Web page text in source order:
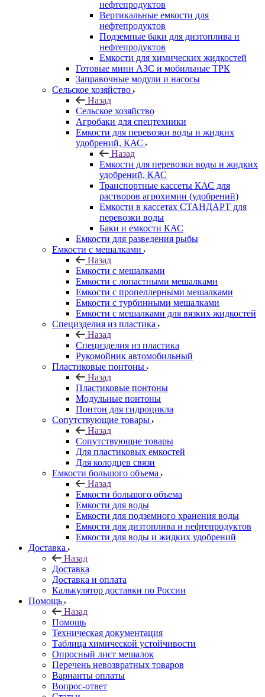
нефтепродуктов
Вертикальные емкости для
нефтепродуктов
Подземные баки для дизтоплива и
нефтепродуктов
Емкости для химических жидкостей
Готовые мини АЗС и мобильные ТРК
Заправочные модули и насосы
Сельское хозяйство
Назад
Сельское хозяйство
Агробаки для спецтехники
Емкости для перевозки воды и жидких
удобрений, КАС
Назад
Емкости для перевозки воды и жидких
удобрений, КАС
Транспортные кассеты КАС для
растворов агрохимии (удобрений)
Емкости в кассетах СТАНДАРТ для
перевозки воды
Баки и емкости КАС
Емкости для разведения рыбы
Емкости с мешалками
Назад
Емкости с мешалками
Емкости с лопастными мешалками
Емкости с пропеллерными мешалками
Емкости с турбинными мешалками
Емкости с мешалками для вязких жидкостей
Специзделия из пластика
Назад
Специзделия из пластика
Рукомойник автомобильный
Пластиковые понтоны
Назад
Пластиковые понтоны
Модульные понтоны
Понтон для гидроцикла
Сопутствующие товары
Назад
Сопутствующие товары
Для пластиковых емкостей
Для колодцев связи
Емкости большого объема
Назад
Емкости большого объема
Емкости для воды
Емкости для подземного хранения воды
Емкости для дизтоплива и нефтепродуктов
Емкости для воды и жидких удобрений
Доставка
Назад
Доставка
Доставка и оплата
Калькулятор доставки по России
Помощь
Назад
Помощь
Техническая документация
Таблица химической устойчивости
Опросный лист мешалок
Перечень невозвратных товаров
Варианты оплаты
Вопрос-ответ